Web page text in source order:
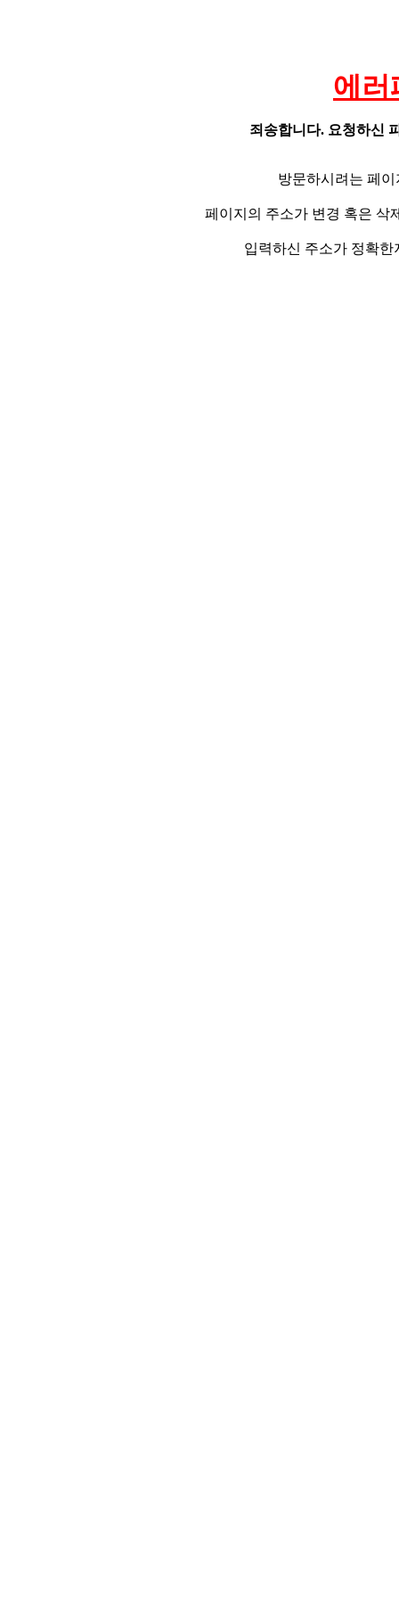
에러
죄송합니다. 요청하신
방문하시려는 페
페이지의 주소가 변경 혹은 삭
입력하신 주소가 정확